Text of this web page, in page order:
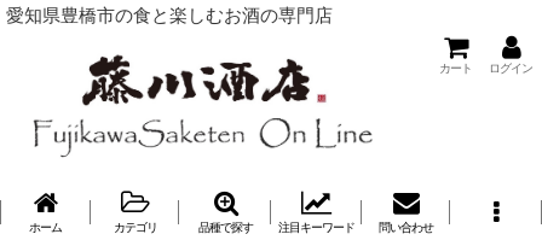
愛知県豊橋市の食と楽しむお酒の専門店
カート ログイン
ホーム カテゴリ 品種で探す 注目キーワード 問い合わせ